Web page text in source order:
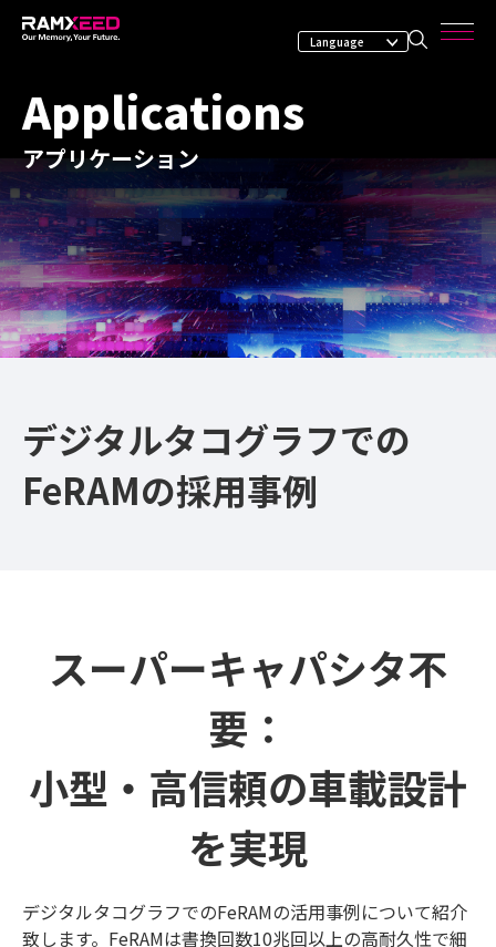
Applications
アプリケーション
デジタルタコグラフでの
FeRAMの採用事例
スーパーキャパシタ不
要：
小型・高信頼の車載設計
を実現
デジタルタコグラフでのFeRAMの活用事例について紹介
致します。FeRAMは書換回数10兆回以上の高耐久性で細